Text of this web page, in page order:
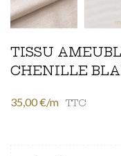
TISSU
CHENILLE
35,00 €/m TTC